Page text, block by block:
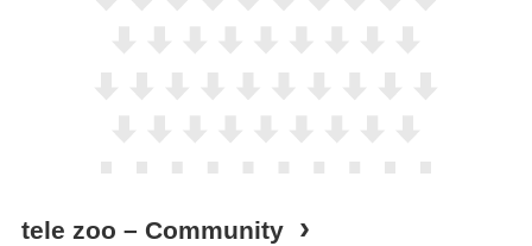
tele zoo – Community